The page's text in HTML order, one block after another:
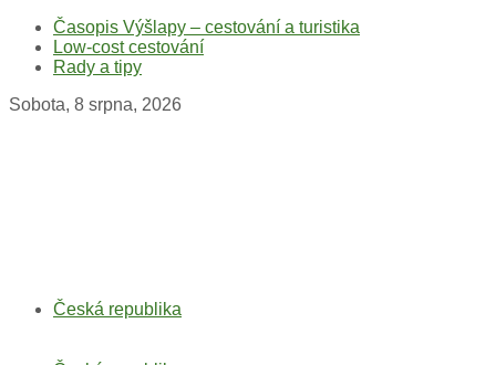
Časopis Výšlapy – cestování a turistika
Low-cost cestování
Rady a tipy
Sobota, 8 srpna, 2026
Česká republika